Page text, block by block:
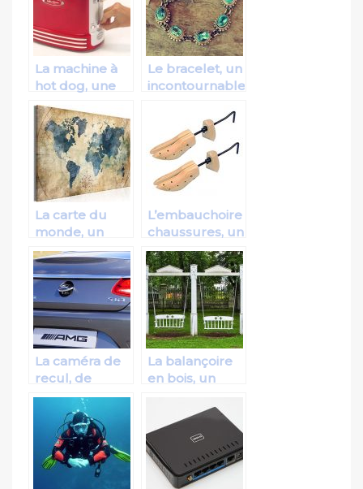
La machine à
hot dog, une
machine idéale
pour assurer
la cuisson
impeccable de
hot dog
Le bracelet, un
incontournable
La carte du
monde, un
accessoire
idéal pour une
déco
contemporaine
L’embauchoire
chaussures, un
accessoire
adapté à la
protection des
chaussures
La caméra de
recul, de
véritable de
accessoire
appropriés
pour un
meilleur
stationnement
La balançoire
en bois, un
divertissement
approprié
pour les
enfants et les
adultes aussi